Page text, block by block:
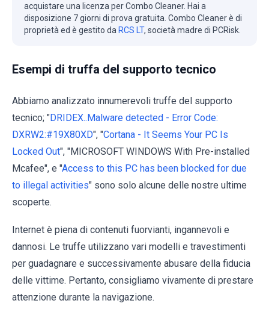
acquistare una licenza per Combo Cleaner. Hai a
disposizione 7 giorni di prova gratuita. Combo Cleaner è di
proprietà ed è gestito da RCS LT, società madre di PCRisk.
Esempi di truffa del supporto tecnico
Abbiamo analizzato innumerevoli truffe del supporto
tecnico; "DRIDEX..Malware detected - Error Code:
DXRW2:#19X80XD", "Cortana - It Seems Your PC Is
Locked Out", "MICROSOFT WINDOWS With Pre-installed
Mcafee", e "Access to this PC has been blocked for due
to illegal activities" sono solo alcune delle nostre ultime
scoperte.
Internet è piena di contenuti fuorvianti, ingannevoli e
dannosi. Le truffe utilizzano vari modelli e travestimenti
per guadagnare e successivamente abusare della fiducia
delle vittime. Pertanto, consigliamo vivamente di prestare
attenzione durante la navigazione.